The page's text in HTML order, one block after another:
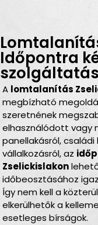
Időpontra
szolgáltatás
A lomtalanítás
megbízható
szeretnének
elhasználódott vagy
panellakásról,
vállalkozásról, az
Zselickislakon
időbeosztásához
Így nem kell a
elkerülhetők a
esetleges bírságok.